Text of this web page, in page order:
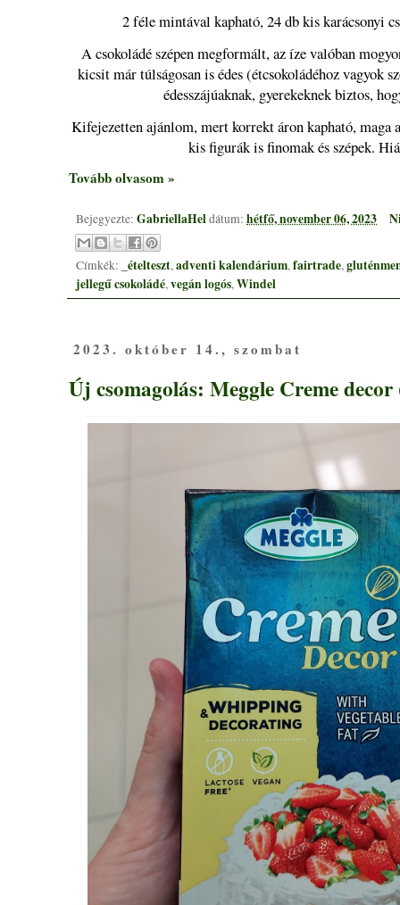
2 féle mintával kapható, 24 db kis karácsonyi
A csokoládé szépen megformált, az íze valóban
kicsit már túlságosan is édes (étcsokoládéhoz vagyok
édesszájúaknak, gyerekeknek biztos,
Kifejezetten ajánlom, mert korrekt áron kapható, maga
kis figurák is finomak és szépek.
Tovább olvasom »
Bejegyezte: GabriellaHeldátum: hétfő, november 06, 2023
Címkék: _ételteszt,adventi kalendárium,fairtrade,
jellegű csokoládé,vegán logós,Windel
2023. október 14., szombat
Új csomagolás: Meggle Creme decor